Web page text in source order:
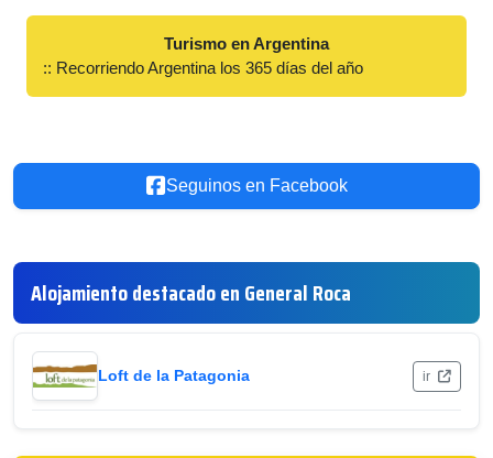
Turismo en Argentina
:: Recorriendo Argentina los 365 días del año
Seguinos en Facebook
Alojamiento destacado en General Roca
Loft de la Patagonia ir